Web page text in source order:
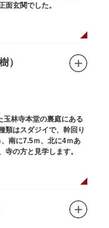
面玄関でした。
）
玉林寺本堂の裏庭にある
類はスダジイで、幹回り
南に7.5ｍ、北に4ｍあ
の方と見学します。